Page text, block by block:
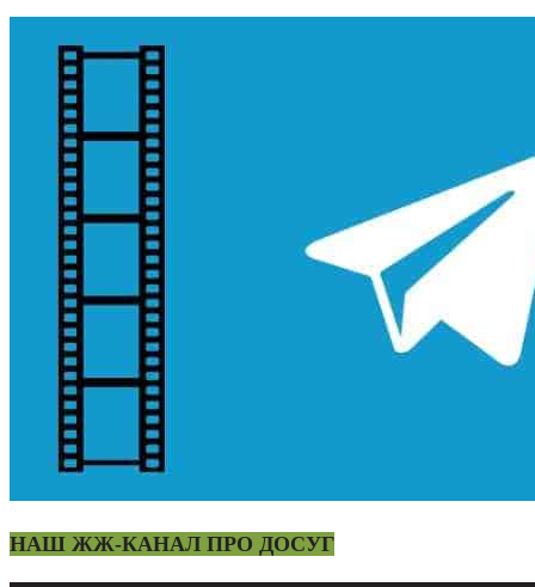
НАШ ЖЖ-КАНАЛ ПРО ДОСУГ